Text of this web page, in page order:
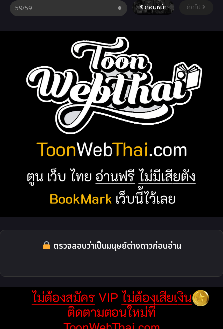
ก่อนหน้า ถัดไป
ตรวจสอบว่าเป็นมนุษย์ต่างดาวก่อนอ่าน